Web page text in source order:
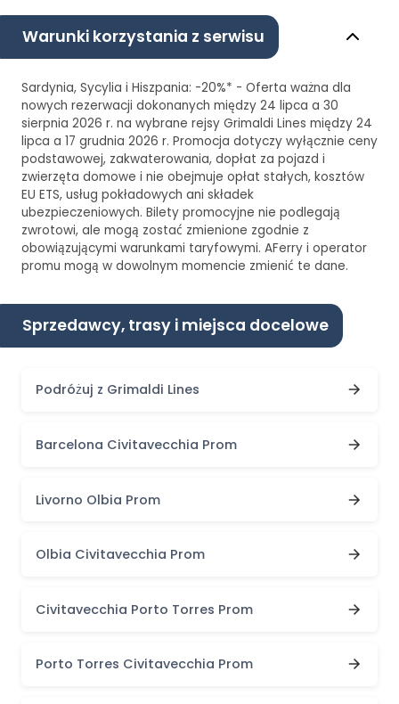
Warunki korzystania z serwisu
Sardynia, Sycylia i Hiszpania: -20%* - Oferta ważna dla
nowych rezerwacji dokonanych między 24 lipca a 30
sierpnia 2026 r. na wybrane rejsy Grimaldi Lines między 24
lipca a 17 grudnia 2026 r. Promocja dotyczy wyłącznie ceny
podstawowej, zakwaterowania, dopłat za pojazd i
zwierzęta domowe i nie obejmuje opłat stałych, kosztów
EU ETS, usług pokładowych ani składek
ubezpieczeniowych. Bilety promocyjne nie podlegają
zwrotowi, ale mogą zostać zmienione zgodnie z
obowiązującymi warunkami taryfowymi. AFerry i operator
promu mogą w dowolnym momencie zmienić te dane.
Sprzedawcy, trasy i miejsca docelowe
Podróżuj z Grimaldi Lines
Barcelona Civitavecchia Prom
Livorno Olbia Prom
Olbia Civitavecchia Prom
Civitavecchia Porto Torres Prom
Porto Torres Civitavecchia Prom